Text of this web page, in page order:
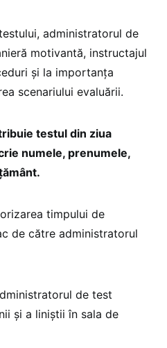
administratorul de
motivantă, instructajul
și la importanța
scenariului evaluării.
testul din ziua
numele, prenumele,
timpului de
de către administratorul
de test
și a liniștii în sala de